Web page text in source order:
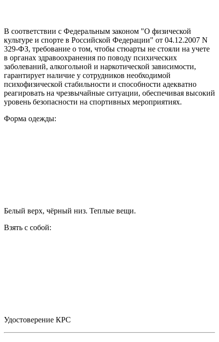
В соответствии с Федеральным законом "О физической
культуре и спорте в Российской Федерации" от 04.12.2007 N
329-ФЗ, требование о том, чтобы стюарты не стояли на учете
в органах здравоохранения по поводу психических
заболеваний, алкогольной и наркотической зависимости,
гарантирует наличие у сотрудников необходимой
психофизической стабильности и способности адекватно
реагировать на чрезвычайные ситуации, обеспечивая высокий
уровень безопасности на спортивных мероприятиях.
Форма одежды:
Белый верх, чёрный низ. Теплые вещи.
Взять с собой:
Удостоверение КРС